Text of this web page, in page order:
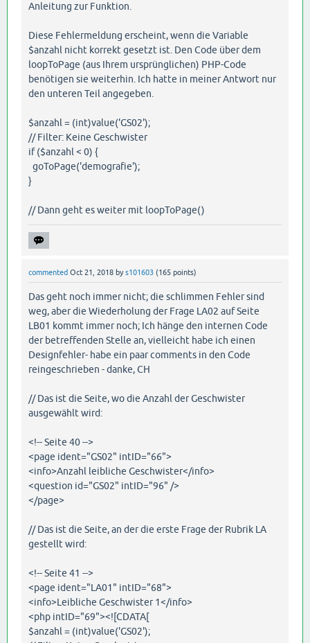
Anleitung zur Funktion.
Diese Fehlermeldung erscheint, wenn die Variable
$anzahl nicht korrekt gesetzt ist. Den Code über dem
loopToPage (aus Ihrem ursprünglichen) PHP-Code
benötigen sie weiterhin. Ich hatte in meiner Antwort nur
den unteren Teil angegeben.
$anzahl = (int)value('GS02');
// Filter: Keine Geschwister
if ($anzahl < 0) {
goToPage('demografie');
}
// Dann geht es weiter mit loopToPage()
commented Oct 21, 2018 bys101603 (165 points)
Das geht noch immer nicht; die schlimmen Fehler sind
weg, aber die Wiederholung der Frage LA02 auf Seite
LB01 kommt immer noch; Ich hänge den internen Code
der betreffenden Stelle an, vielleicht habe ich einen
Designfehler- habe ein paar comments in den Code
reingeschrieben - danke, CH
// Das ist die Seite, wo die Anzahl der Geschwister
ausgewählt wird:
<!-- Seite 40 -->
<page ident="GS02" intID="66">
<info>Anzahl leibliche Geschwister</info>
<question id="GS02" intID="96" />
</page>
// Das ist die Seite, an der die erste Frage der Rubrik LA
gestellt wird:
<!-- Seite 41 -->
<page ident="LA01" intID="68">
<info>Leibliche Geschwister 1</info>
<php intID="69"><![CDATA[
$anzahl = (int)value('GS02');